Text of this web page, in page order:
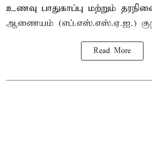
உணவு பாதுகாப்பு மற்றும்
ஆணையம் (எப்.எஸ்.எஸ்.ஏ.ஐ.)
Read More